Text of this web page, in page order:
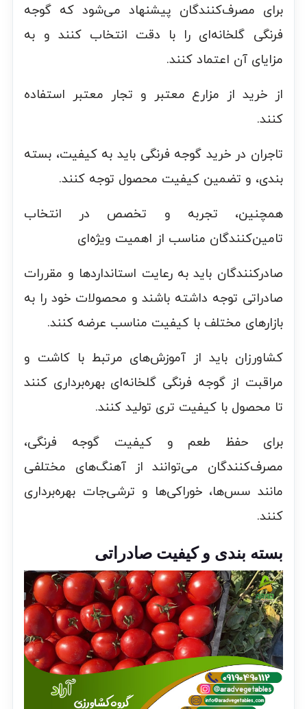
برای مصرف‌کنندگان پیشنهاد می‌شود که گوجه
فرنگی گلخانه‌ای را با دقت انتخاب کنند و به
مزایای آن اعتماد کنند.
از خرید از مزارع معتبر و تجار معتبر استفاده
کنند.
تاجران در خرید گوجه فرنگی باید به کیفیت، بسته
بندی، و تضمین کیفیت محصول توجه کنند.
همچنین، تجربه و تخصص در انتخاب
تامین‌کنندگان مناسب از اهمیت ویژه‌ای
صادرکنندگان باید به رعایت استانداردها و مقررات
صادراتی توجه داشته باشند و محصولات خود را به
بازارهای مختلف با کیفیت مناسب عرضه کنند.
کشاورزان باید از آموزش‌های مرتبط با کاشت و
مراقبت از گوجه فرنگی گلخانه‌ای بهره‌برداری کنند
تا محصول با کیفیت تری تولید کنند.
برای حفظ طعم و کیفیت گوجه فرنگی،
مصرف‌کنندگان می‌توانند از آهنگ‌های مختلفی
مانند سس‌ها، خوراکی‌ها و ترشی‌جات بهره‌برداری
کنند.
بسته بندی و کیفیت صادراتی